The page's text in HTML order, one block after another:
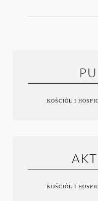
KOŚCIÓŁ I
KOŚCIÓŁ I